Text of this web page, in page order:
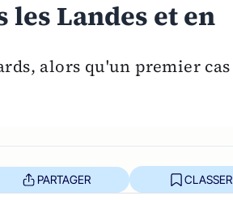
les Landes et en
alors qu'un premier cas
PARTAGER CLASSER